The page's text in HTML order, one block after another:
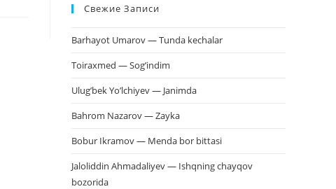
Свежие Записи
Barhayot Umarov — Tunda kechalar
Toiraxmed — Sog’indim
Ulug’bek Yo’lchiyev — Janimda
Bahrom Nazarov — Zayka
Bobur Ikramov — Menda bor bittasi
Jaloliddin Ahmadaliyev — Ishqning chayqov
bozorida